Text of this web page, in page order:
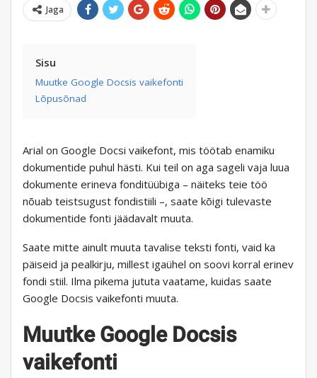
Jaga
Sisu
Muutke Google Docsis vaikefonti
Lõpusõnad
Arial on Google Docsi vaikefont, mis töötab enamiku
dokumentide puhul hästi. Kui teil on aga sageli vaja luua
dokumente erineva fonditüübiga – näiteks teie töö
nõuab teistsugust fondistiili –, saate kõigi tulevaste
dokumentide fonti jäädavalt muuta.
Saate mitte ainult muuta tavalise teksti fonti, vaid ka
päiseid ja pealkirju, millest igaühel on soovi korral erinev
fondi stiil. Ilma pikema jututa vaatame, kuidas saate
Google Docsis vaikefonti muuta.
Muutke Google Docsis
vaikefonti